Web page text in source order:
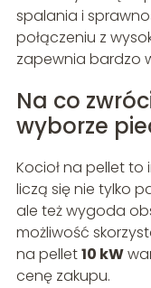
spalania i
połączeniu z
zapewnia bardzo
Na co
wyborze
Kocioł na pellet
liczą się nie tylko
ale też wygoda
możliwość
na pellet10 kW
cenę zakupu.